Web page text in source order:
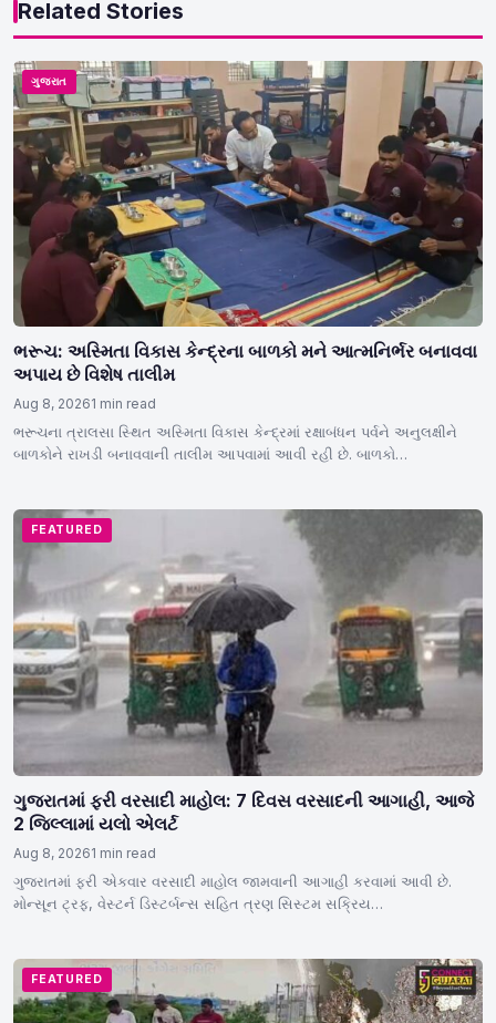
Related Stories
ગુજરાત
ભરૂચ: અસ્મિતા વિકાસ કેન્દ્રના બાળકો મને આત્મનિર્ભર બનાવવા
અપાય છે વિશેષ તાલીમ
Aug 8, 20261 min read
ભરૂચના ત્રાલસા સ્થિત અસ્મિતા વિકાસ કેન્દ્રમાં રક્ષાબંધન પર્વને અનુલક્ષીને
બાળકોને રાખડી બનાવવાની તાલીમ આપવામાં આવી રહી છે. બાળકો…
FEATURED
ગુજરાતમાં ફરી વરસાદી માહોલ: 7 દિવસ વરસાદની આગાહી, આજે
2 જિલ્લામાં યલો એલર્ટ
Aug 8, 20261 min read
ગુજરાતમાં ફરી એકવાર વરસાદી માહોલ જામવાની આગાહી કરવામાં આવી છે.
મોન્સૂન ટ્રફ, વેસ્ટર્ન ડિસ્ટર્બન્સ સહિત ત્રણ સિસ્ટમ સક્રિય…
FEATURED